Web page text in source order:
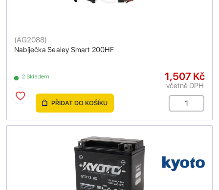
Nabíječka Sealey Smart 200HF
(AG2088)
2 Skladem 1,507 Kč
včetně DPH
PŘIDAT DO KOŠÍKU